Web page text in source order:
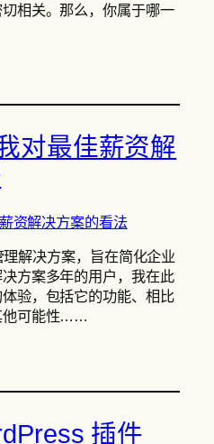
相关。那么，你属于哪一
对最佳薪资解
解决方案，旨在简化企业
方案多年的用户，我在此
验，包括它的功能、相比
他可能性……
插件